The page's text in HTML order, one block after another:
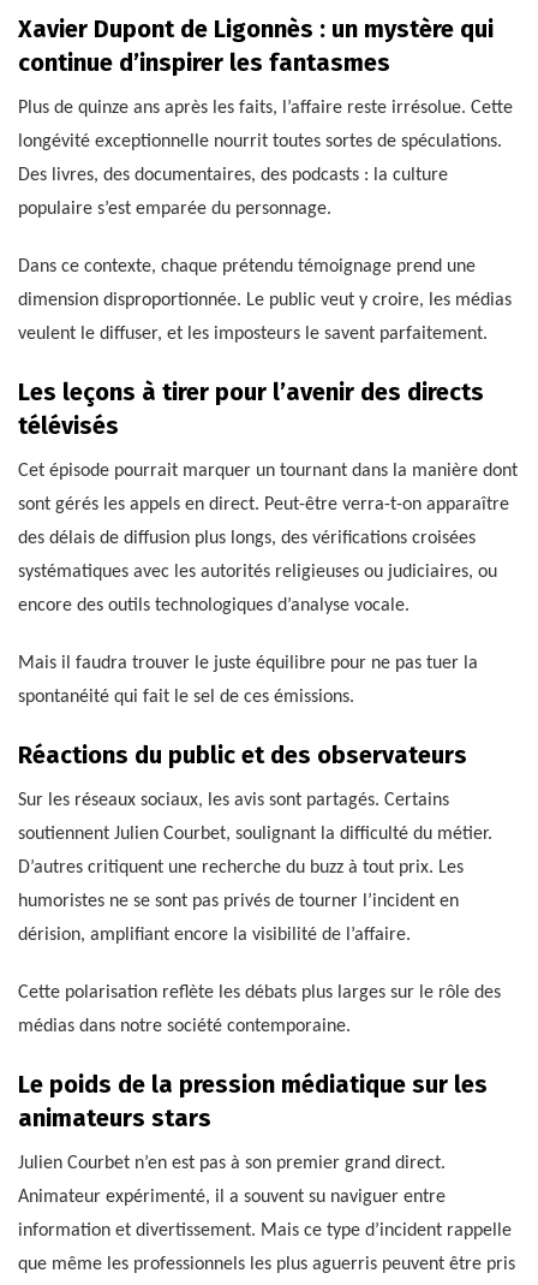
Xavier Dupont de Ligonnès : un mystère qui
continue d’inspirer les fantasmes
Plus de quinze ans après les faits, l’affaire reste irrésolue. Cette
longévité exceptionnelle nourrit toutes sortes de spéculations.
Des livres, des documentaires, des podcasts : la culture
populaire s’est emparée du personnage.
Dans ce contexte, chaque prétendu témoignage prend une
dimension disproportionnée. Le public veut y croire, les médias
veulent le diffuser, et les imposteurs le savent parfaitement.
Les leçons à tirer pour l’avenir des directs
télévisés
Cet épisode pourrait marquer un tournant dans la manière dont
sont gérés les appels en direct. Peut-être verra-t-on apparaître
des délais de diffusion plus longs, des vérifications croisées
systématiques avec les autorités religieuses ou judiciaires, ou
encore des outils technologiques d’analyse vocale.
Mais il faudra trouver le juste équilibre pour ne pas tuer la
spontanéité qui fait le sel de ces émissions.
Réactions du public et des observateurs
Sur les réseaux sociaux, les avis sont partagés. Certains
soutiennent Julien Courbet, soulignant la difficulté du métier.
D’autres critiquent une recherche du buzz à tout prix. Les
humoristes ne se sont pas privés de tourner l’incident en
dérision, amplifiant encore la visibilité de l’affaire.
Cette polarisation reflète les débats plus larges sur le rôle des
médias dans notre société contemporaine.
Le poids de la pression médiatique sur les
animateurs stars
Julien Courbet n’en est pas à son premier grand direct.
Animateur expérimenté, il a souvent su naviguer entre
information et divertissement. Mais ce type d’incident rappelle
que même les professionnels les plus aguerris peuvent être pris